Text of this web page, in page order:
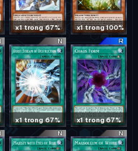
x1 trong 67% x1 trong 100%
x1 trong 67% x1 trong 67%